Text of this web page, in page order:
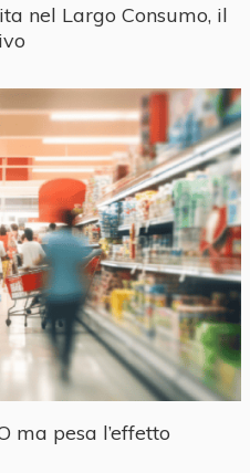
nel Largo Consumo, il
ma pesa l’effetto